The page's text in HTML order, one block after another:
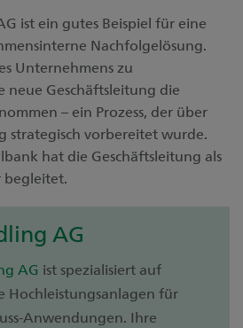
ist ein gutes Beispiel für eine
Nachfolgelösung.
Unternehmens zu
neue Geschäftsleitung die
– ein Prozess, der über
strategisch vorbereitet wurde.
hat die Geschäftsleitung als
begleitet.
AG
AG ist spezialisiert auf
Hochleistungsanlagen für
Anwendungen. Ihre